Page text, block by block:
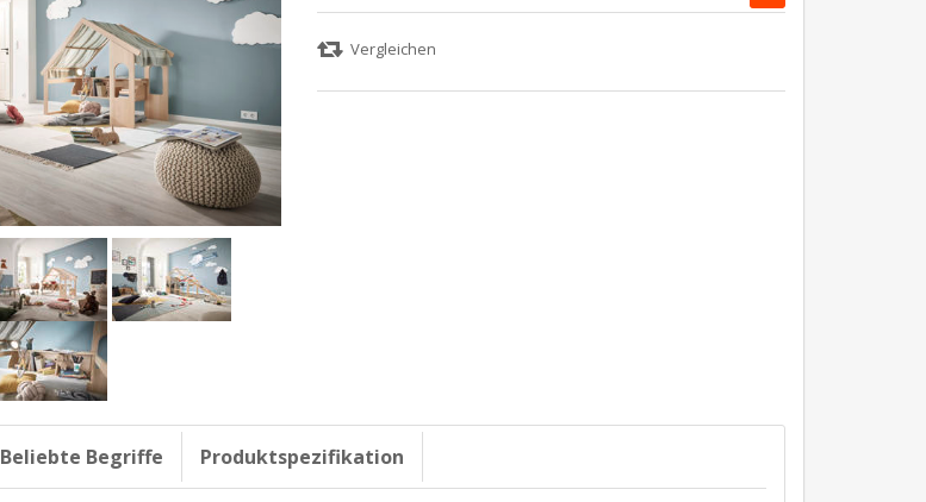
Beliebte Begriffe Produktspezifikation